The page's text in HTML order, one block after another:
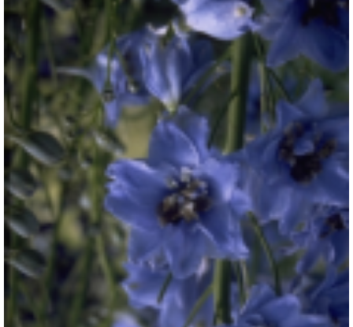
Ridderspoor
Delphinium 'Blue Jay'